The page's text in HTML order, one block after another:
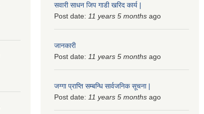
सवारी साधन जिप गाडी खरिद कार्य |
Post date: 11 years 5 months ago
जानकारी
Post date: 11 years 5 months ago
जग्गा प्राप्ति सम्बन्धि सार्वजनिक सूचना |
Post date: 11 years 5 months ago